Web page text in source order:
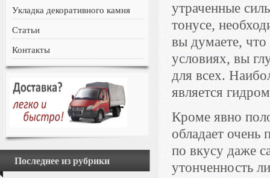
Укладка декоративного камня
Статьи
Контакты
Последнее из рубрики
утраченные
тонусе,
вы думаете,
условиях, вы
для всех.
является
Кроме явно
обладает
по вкусу даже
утонченность